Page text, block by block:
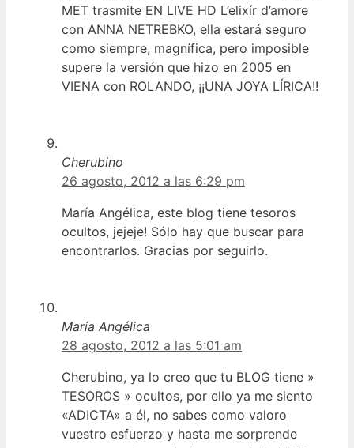
MET trasmite EN LIVE HD L’elixír d’amore
con ANNA NETREBKO, ella estará seguro
como siempre, magnífica, pero imposible
supere la versión que hizo en 2005 en
VIENA con ROLANDO, ¡¡UNA JOYA LÍRICA!!
Cherubino
26 agosto, 2012 a las 6:29 pm
María Angélica, este blog tiene tesoros
ocultos, jejeje! Sólo hay que buscar para
encontrarlos. Gracias por seguirlo.
María Angélica
28 agosto, 2012 a las 5:01 am
Cherubino, ya lo creo que tu BLOG tiene »
TESOROS » ocultos, por ello ya me siento
«ADICTA» a él, no sabes como valoro
vuestro esfuerzo y hasta me sorprende